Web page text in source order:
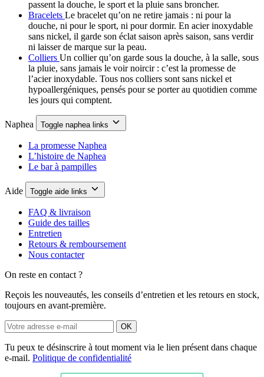
passent la douche, le sport et la pluie sans broncher.
Bracelets Le bracelet qu’on ne retire jamais : ni pour la
douche, ni pour le sport, ni pour dormir. En acier inoxydable
sans nickel, il garde son éclat saison après saison, sans verdir
ni laisser de marque sur la peau.
Colliers Un collier qu’on garde sous la douche, à la salle, sous
la pluie, sans jamais le voir noircir : c’est la promesse de
l’acier inoxydable. Tous nos colliers sont sans nickel et
hypoallergéniques, pensés pour se porter au quotidien comme
les jours qui comptent.
Naphea Toggle naphea links
La promesse Naphea
L’histoire de Naphea
Le bar à pampilles
Aide Toggle aide links
FAQ & livraison
Guide des tailles
Entretien
Retours & remboursement
Nous contacter
On reste en contact ?
Reçois les nouveautés, les conseils d’entretien et les retours en stock,
toujours en avant-première.
OK
Tu peux te désinscrire à tout moment via le lien présent dans chaque
e-mail. Politique de confidentialité